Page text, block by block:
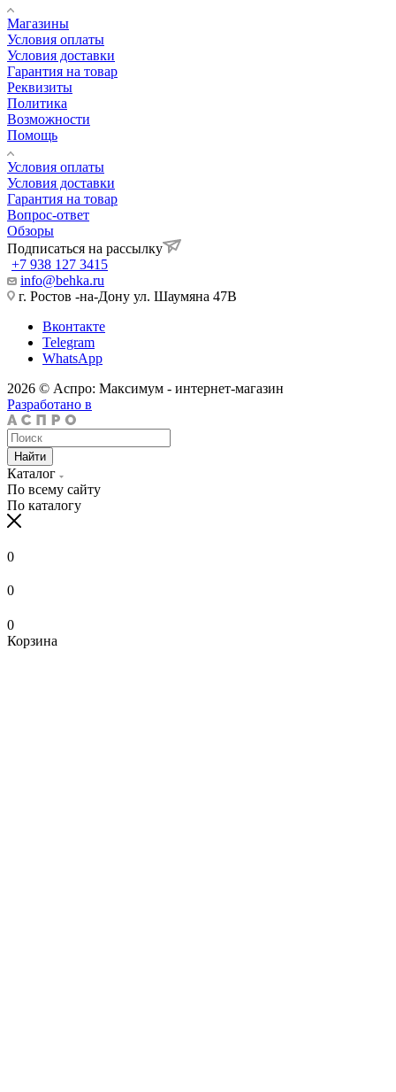
Магазины
Условия оплаты
Условия доставки
Гарантия на товар
Реквизиты
Политика
Возможности
Помощь
Условия оплаты
Условия доставки
Гарантия на товар
Вопрос-ответ
Обзоры
Подписаться на рассылку
+7 938 127 3415
info@behka.ru
г. Ростов -на-Дону ул. Шаумяна 47В
Вконтакте
Telegram
WhatsApp
2026 © Аспро: Максимум - интернет-магазин
Разработано в
Найти
Каталог
По всему сайту
По каталогу
0
0
0
Корзина